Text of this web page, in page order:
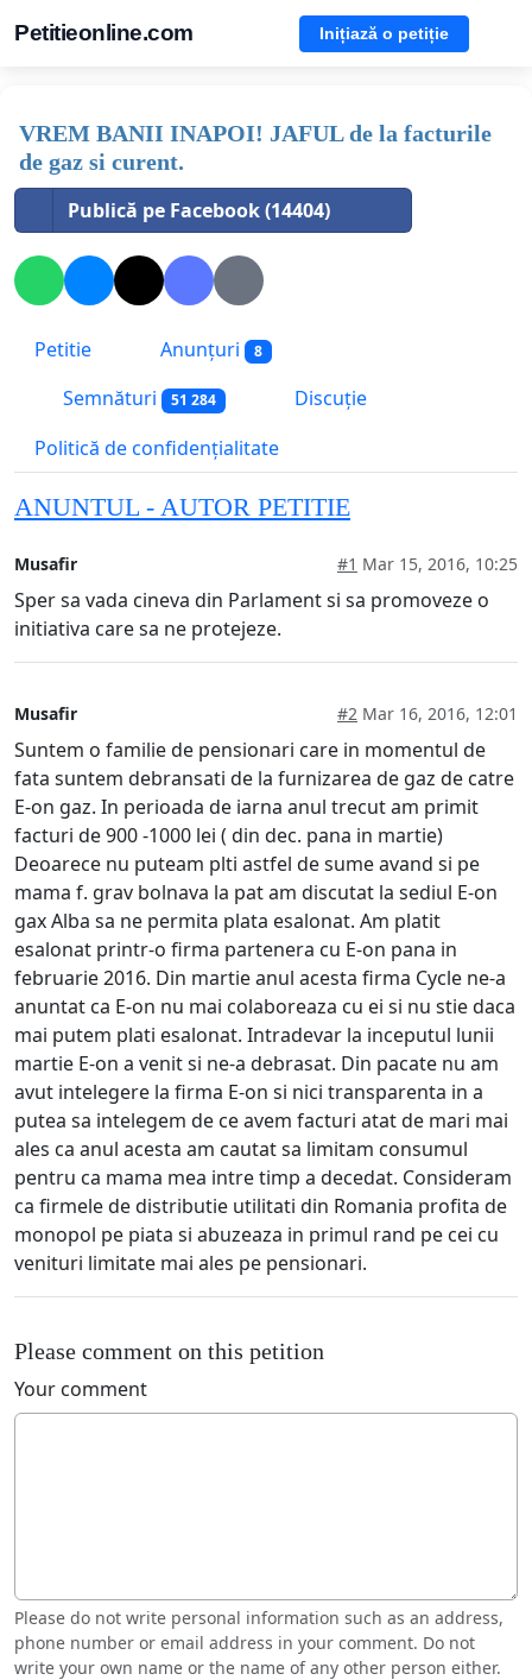
Petitieonline.com Inițiază o petiție
VREM BANII INAPOI! JAFUL de la facturile
de gaz si curent.
Publică pe Facebook (14404)
Petitie Anunțuri 8
Semnături 51 284
Discuție
Politică de confidențialitate
ANUNTUL - AUTOR PETITIE
Musafir #1 Mar 15, 2016, 10:25
Sper sa vada cineva din Parlament si sa promoveze o
initiativa care sa ne protejeze.
Musafir #2 Mar 16, 2016, 12:01
Suntem o familie de pensionari care in momentul de
fata suntem debransati de la furnizarea de gaz de catre
E-on gaz. In perioada de iarna anul trecut am primit
facturi de 900 -1000 lei ( din dec. pana in martie)
Deoarece nu puteam plti astfel de sume avand si pe
mama f. grav bolnava la pat am discutat la sediul E-on
gax Alba sa ne permita plata esalonat. Am platit
esalonat printr-o firma partenera cu E-on pana in
februarie 2016. Din martie anul acesta firma Cycle ne-a
anuntat ca E-on nu mai colaboreaza cu ei si nu stie daca
mai putem plati esalonat. Intradevar la inceputul lunii
martie E-on a venit si ne-a debrasat. Din pacate nu am
avut intelegere la firma E-on si nici transparenta in a
putea sa intelegem de ce avem facturi atat de mari mai
ales ca anul acesta am cautat sa limitam consumul
pentru ca mama mea intre timp a decedat. Consideram
ca firmele de distributie utilitati din Romania profita de
monopol pe piata si abuzeaza in primul rand pe cei cu
venituri limitate mai ales pe pensionari.
Please comment on this petition
Your comment
Please do not write personal information such as an address,
phone number or email address in your comment. Do not
write your own name or the name of any other person either.